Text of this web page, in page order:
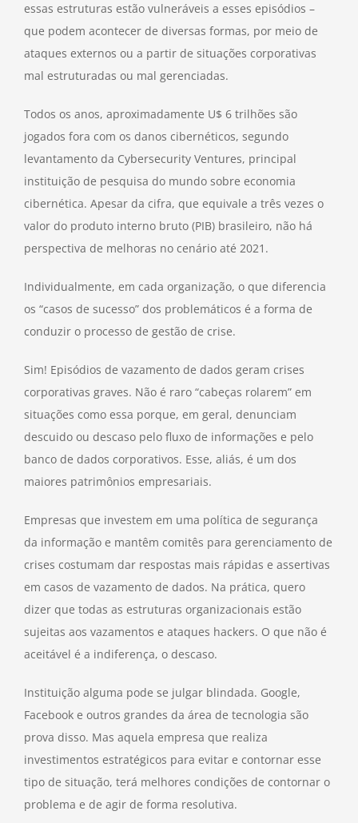
essas estruturas estão vulneráveis a esses episódios –
que podem acontecer de diversas formas, por meio de
ataques externos ou a partir de situações corporativas
mal estruturadas ou mal gerenciadas.
Todos os anos, aproximadamente U$ 6 trilhões são
jogados fora com os danos cibernéticos, segundo
levantamento da Cybersecurity Ventures, principal
instituição de pesquisa do mundo sobre economia
cibernética. Apesar da cifra, que equivale a três vezes o
valor do produto interno bruto (PIB) brasileiro, não há
perspectiva de melhoras no cenário até 2021.
Individualmente, em cada organização, o que diferencia
os “casos de sucesso” dos problemáticos é a forma de
conduzir o processo de gestão de crise.
Sim! Episódios de vazamento de dados geram crises
corporativas graves. Não é raro “cabeças rolarem” em
situações como essa porque, em geral, denunciam
descuido ou descaso pelo fluxo de informações e pelo
banco de dados corporativos. Esse, aliás, é um dos
maiores patrimônios empresariais.
Empresas que investem em uma política de segurança
da informação e mantêm comitês para gerenciamento de
crises costumam dar respostas mais rápidas e assertivas
em casos de vazamento de dados. Na prática, quero
dizer que todas as estruturas organizacionais estão
sujeitas aos vazamentos e ataques hackers. O que não é
aceitável é a indiferença, o descaso.
Instituição alguma pode se julgar blindada. Google,
Facebook e outros grandes da área de tecnologia são
prova disso. Mas aquela empresa que realiza
investimentos estratégicos para evitar e contornar esse
tipo de situação, terá melhores condições de contornar o
problema e de agir de forma resolutiva.